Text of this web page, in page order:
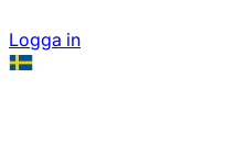
Logga in